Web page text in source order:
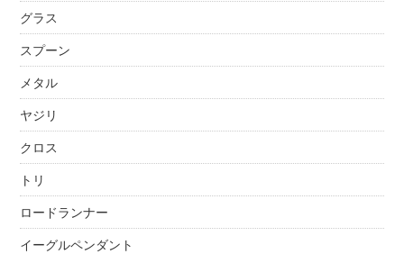
グラス
スプーン
メタル
ヤジリ
クロス
トリ
ロードランナー
イーグルペンダント